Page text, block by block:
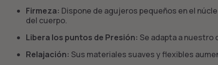
Firmeza: Dispone de agujeros pequeños en el
del cuerpo.
Libera los puntos de Presión: Se adapta a nuestro
Relajación: Sus materiales suaves y flexibles